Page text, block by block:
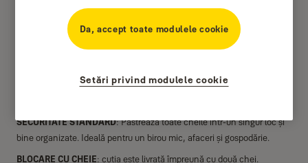
SECURITATE STANDARD: Păstrează toate cheile într-un singur loc și
bine organizate. Ideală pentru un birou mic, afaceri și gospodărie.
BLOCARE CU CHEIE: cutia este livrată împreună cu două chei.
Da, accept toate modulele cookie
Setări privind modulele cookie